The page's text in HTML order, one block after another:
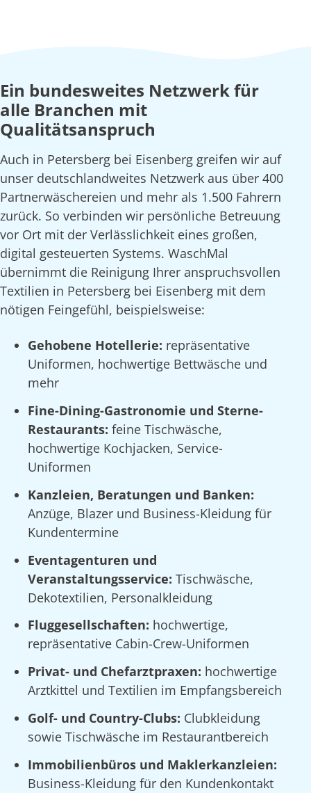
Ein bundesweites Netzwerk für
alle Branchen mit
Qualitätsanspruch
Auch in Petersberg bei Eisenberg greifen wir auf
unser deutschlandweites Netzwerk aus über 400
Partnerwäschereien und mehr als 1.500 Fahrern
zurück. So verbinden wir persönliche Betreuung
vor Ort mit der Verlässlichkeit eines großen,
digital gesteuerten Systems. WaschMal
übernimmt die Reinigung Ihrer anspruchsvollen
Textilien in Petersberg bei Eisenberg mit dem
nötigen Feingefühl, beispielsweise:
Gehobene Hotellerie: repräsentative
Uniformen, hochwertige Bettwäsche und
mehr
Fine-Dining-Gastronomie und Sterne-
Restaurants: feine Tischwäsche,
hochwertige Kochjacken, Service-
Uniformen
Kanzleien, Beratungen und Banken:
Anzüge, Blazer und Business-Kleidung für
Kundentermine
Eventagenturen und
Veranstaltungsservice: Tischwäsche,
Dekotextilien, Personalkleidung
Fluggesellschaften: hochwertige,
repräsentative Cabin-Crew-Uniformen
Privat- und Chefarztpraxen: hochwertige
Arztkittel und Textilien im Empfangsbereich
Golf- und Country-Clubs: Clubkleidung
sowie Tischwäsche im Restaurantbereich
Immobilienbüros und Maklerkanzleien:
Business-Kleidung für den Kundenkontakt